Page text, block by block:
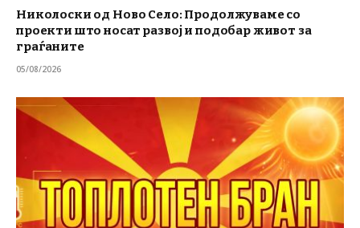
Николоски од Ново Село: Продолжуваме со
проекти што носат развој и подобар живот за
граѓаните
05/08/2026